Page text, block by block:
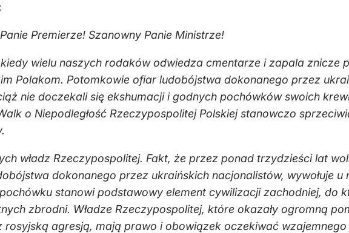
Premierze! Szanowny Panie Ministrze!
wielu naszych rodaków odwiedza cmentarze i zapala znicze
Polakom. Potomkowie ofiar ludobójstwa dokonanego przez
nie doczekali się ekshumacji i godnych pochówków swoich
o Niepodległość Rzeczypospolitej Polskiej stanowczo
władz Rzeczypospolitej. Fakt, że przez ponad trzydzieści lat
dokonanego przez ukraińskich nacjonalistów, wywołuje u
stanowi podstawowy element cywilizacji zachodniej, do
zbrodni. Władze Rzeczypospolitej, które okazały ogromną
agresją, mają prawo i obowiązek oczekiwać